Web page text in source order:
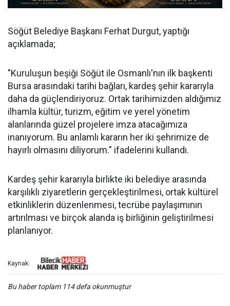
Söğüt Belediye Başkanı Ferhat Durgut, yaptığı
açıklamada;
"Kuruluşun beşiği Söğüt ile Osmanlı'nın ilk başkenti
Bursa arasındaki tarihi bağları, kardeş şehir kararıyla
daha da güçlendiriyoruz. Ortak tarihimizden aldığımız
ilhamla kültür, turizm, eğitim ve yerel yönetim
alanlarında güzel projelere imza atacağımıza
inanıyorum. Bu anlamlı kararın her iki şehrimize de
hayırlı olmasını diliyorum." ifadelerini kullandı.
Kardeş şehir kararıyla birlikte iki belediye arasında
karşılıklı ziyaretlerin gerçekleştirilmesi, ortak kültürel
etkinliklerin düzenlenmesi, tecrübe paylaşımının
artırılması ve birçok alanda iş birliğinin geliştirilmesi
planlanıyor.
Kaynak:
Bu haber toplam 114 defa okunmuştur